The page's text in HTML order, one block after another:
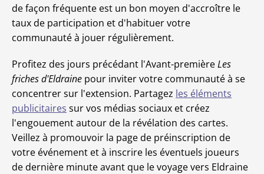
de façon fréquente est un bon moyen d'accroître le
taux de participation et d'habituer votre
communauté à jouer régulièrement.
Profitez des jours précédant l'Avant-premièreLes
friches d'Eldraine pour inviter votre communauté à se
concentrer sur l'extension. Partagez les éléments
publicitaires sur vos médias sociaux et créez
l'engouement autour de la révélation des cartes.
Veillez à promouvoir la page de préinscription de
votre événement et à inscrire les éventuels joueurs
de dernière minute avant que le voyage vers Eldraine